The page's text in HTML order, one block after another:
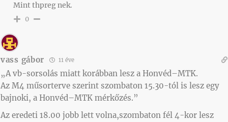
Mint thpreg nek.
0
vass gábor 11 éve
„A vb-sorsolás miatt korábban lesz a Honvéd–MTK.
Az M4 műsorterve szerint szombaton 15.30-tól is lesz egy
bajnoki, a Honvéd–MTK mérkőzés.”
Az eredeti 18.00 jobb lett volna,szombaton fél 4-kor lesz